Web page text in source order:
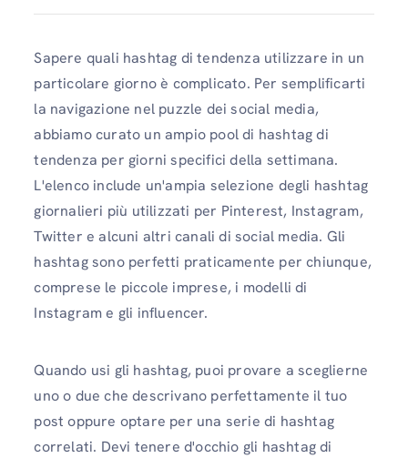
Sapere quali hashtag di tendenza utilizzare in un
particolare giorno è complicato. Per semplificarti
la navigazione nel puzzle dei social media,
abbiamo curato un ampio pool di hashtag di
tendenza per giorni specifici della settimana.
L'elenco include un'ampia selezione degli hashtag
giornalieri più utilizzati per Pinterest, Instagram,
Twitter e alcuni altri canali di social media. Gli
hashtag sono perfetti praticamente per chiunque,
comprese le piccole imprese, i modelli di
Instagram e gli influencer.
Quando usi gli hashtag, puoi provare a sceglierne
uno o due che descrivano perfettamente il tuo
post oppure optare per una serie di hashtag
correlati. Devi tenere d'occhio gli hashtag di